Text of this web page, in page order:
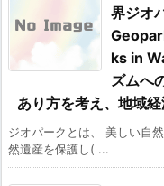
界ジオ
ks in
ズムへ
あり方を考え、地域
ジオパークとは、 美しい自
然遺産を保護し( ...